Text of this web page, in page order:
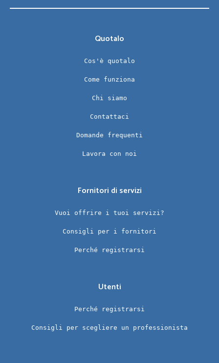
Quotalo
Cos'è quotalo
Come funziona
Chi siamo
Contattaci
Domande frequenti
Lavora con noi
Fornitori di servizi
Vuoi offrire i tuoi servizi?
Consigli per i fornitori
Perché registrarsi
Utenti
Perché registrarsi
Consigli per scegliere un professionista